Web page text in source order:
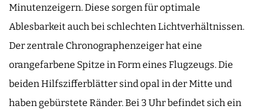
Minutenzeigern. Diese sorgen für optimale
Ablesbarkeit auch bei schlechten Lichtverhältnissen.
Der zentrale Chronographenzeiger hat eine
orangefarbene Spitze in Form eines Flugzeugs. Die
beiden Hilfszifferblätter sind opal in der Mitte und
haben gebürstete Ränder. Bei 3 Uhr befindet sich ein